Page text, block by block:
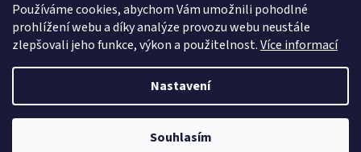
Používáme cookies, abychom Vám umožnili pohodlné
prohlížení webu a díky analýze provozu webu neustále
zlepšovali jeho funkce, výkon a použitelnost.Více informací
Nastavení
Souhlasím
Položka byla vyprodána…
Vytvořil Shoptet
Fénix hry. Všechna práva vyhrazena.